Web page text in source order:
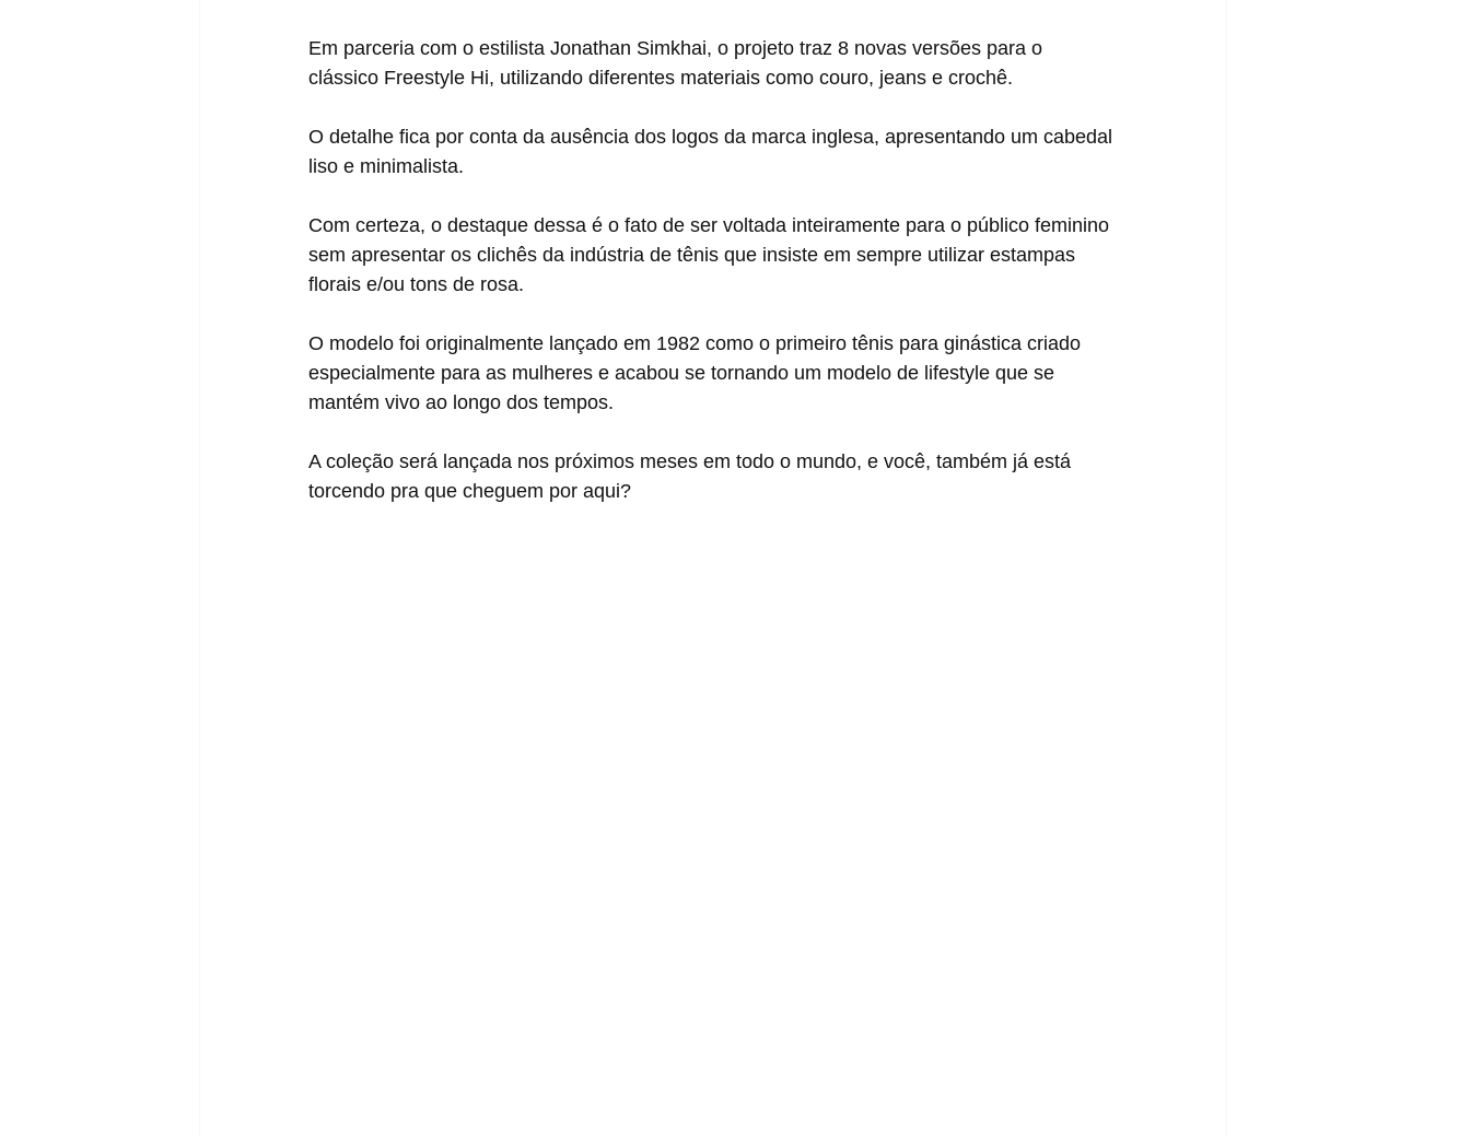
Em parceria com o estilista Jonathan Simkhai, o projeto traz 8 novas versões para o
clássico Freestyle Hi, utilizando diferentes materiais como couro, jeans e crochê.
O detalhe fica por conta da ausência dos logos da marca inglesa, apresentando um cabedal
liso e minimalista.
Com certeza, o destaque dessa é o fato de ser voltada inteiramente para o público feminino
sem apresentar os clichês da indústria de tênis que insiste em sempre utilizar estampas
florais e/ou tons de rosa.
O modelo foi originalmente lançado em 1982 como o primeiro tênis para ginástica criado
especialmente para as mulheres e acabou se tornando um modelo de lifestyle que se
mantém vivo ao longo dos tempos.
A coleção será lançada nos próximos meses em todo o mundo, e você, também já está
torcendo pra que cheguem por aqui?